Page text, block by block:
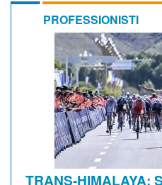
PROFESSIONISTI
TRANS-HIMALAYA: